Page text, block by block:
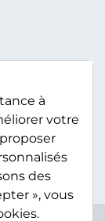
à
votre
des
», vous